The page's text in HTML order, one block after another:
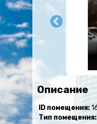
Описание
ID помещения:
Тип помещения: